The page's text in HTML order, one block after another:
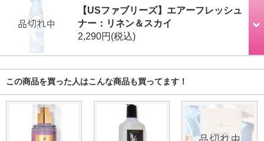
【USファブリーズ】エアーフレッシュ
ナー：リネン＆スカイ
2,290円(税込)
この商品を買った人はこんな商品も買ってます！